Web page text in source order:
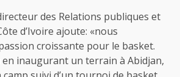
des Relations publiques et
d’Ivoire ajoute: «nous
croissante pour le basket.
en inaugurant un terrain à Abidjan,